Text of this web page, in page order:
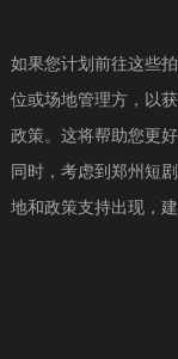
如果您计划前往这些
位或场地管理方，以
政策。这将帮助您更
同时，考虑到郑州短
地和政策支持出现，